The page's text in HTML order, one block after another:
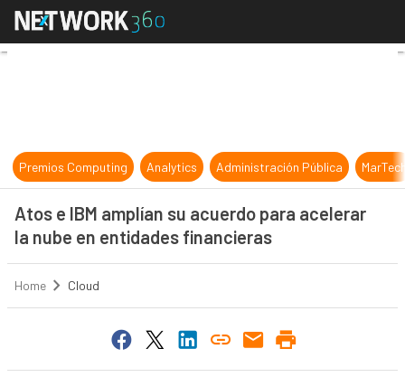
Atos e IBM amplían su acuerdo
Premios Computing Analytics Administración Pública
Atos e IBM amplían su acuerdo para acelerar
la nube en entidades financieras
Home Cloud